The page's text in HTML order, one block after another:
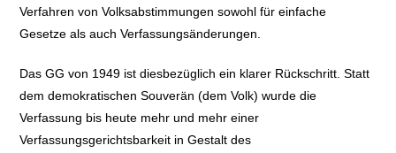
Verfahren von Volksabstimmungen sowohl für einfache
Gesetze als auch Verfassungsänderungen.
Das GG von 1949 ist diesbezüglich ein klarer Rückschritt. Statt
dem demokratischen Souverän (dem Volk) wurde die
Verfassung bis heute mehr und mehr einer
Verfassungsgerichtsbarkeit in Gestalt des